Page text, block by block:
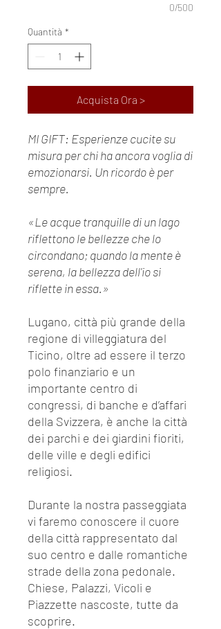
0/500
Quantità *
Acquista Ora >
MI GIFT: Esperienze cucite su
misura per chi ha ancora voglia di
emozionarsi. Un ricordo è per
sempre.
«Le acque tranquille di un lago
riflettono le bellezze che lo
circondano; quando la mente è
serena, la bellezza dell'io si
riflette in essa.»
Lugano, città più grande della
regione di villeggiatura del
Ticino, oltre ad essere il terzo
polo finanziario e un
importante centro di
congressi, di banche e d’affari
della Svizzera, è anche la città
dei parchi e dei giardini fioriti,
delle ville e degli edifici
religiosi.
Durante la nostra passeggiata
vi faremo conoscere il cuore
della città rappresentato dal
suo centro e dalle romantiche
strade della zona pedonale.
Chiese, Palazzi, Vicoli e
Piazzette nascoste, tutte da
scoprire.